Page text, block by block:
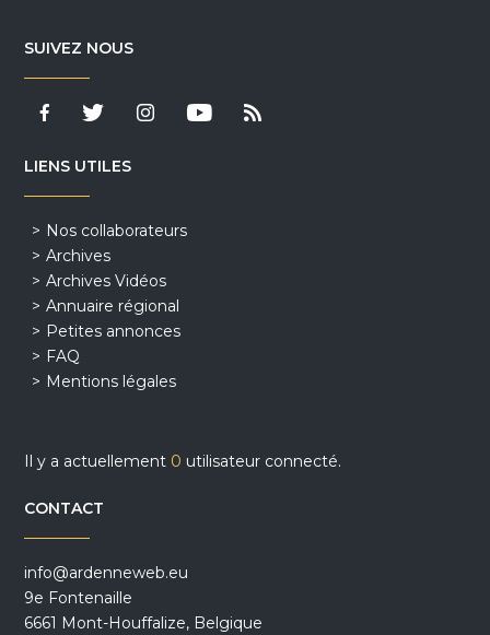
SUIVEZ NOUS
LIENS UTILES
Nos collaborateurs
Archives
Archives Vidéos
Annuaire régional
Petites annonces
FAQ
Mentions légales
Il y a actuellement 0 utilisateur connecté.
CONTACT
info@ardenneweb.eu
9e Fontenaille
6661 Mont-Houffalize, Belgique